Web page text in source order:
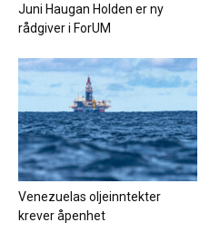
Juni Haugan Holden er ny
rådgiver i ForUM
Venezuelas oljeinntekter
krever åpenhet